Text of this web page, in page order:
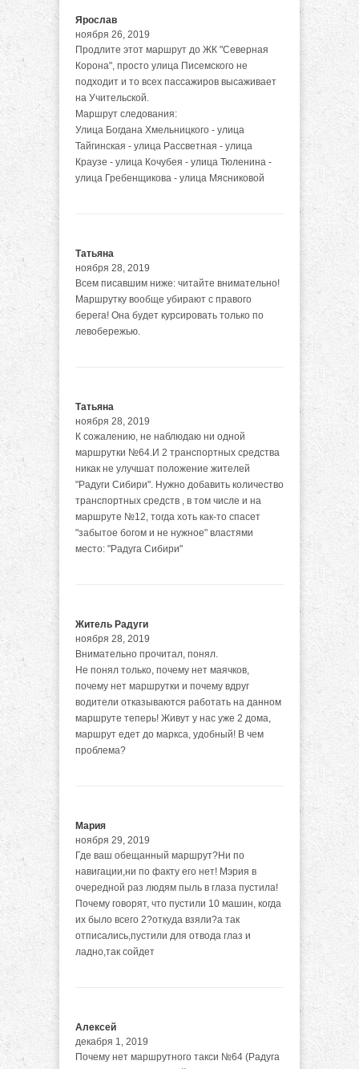
Ярослав
ноября 26, 2019
Продлите этот маршрут до ЖК "Северная
Корона", просто улица Писемского не
подходит и то всех пассажиров высаживает
на Учительской.
Маршрут следования:
Улица Богдана Хмельницкого - улица
Тайгинская - улица Рассветная - улица
Краузе - улица Кочубея - улица Тюленина -
улица Гребенщикова - улица Мясниковой
Татьяна
ноября 28, 2019
Всем писавшим ниже: читайте внимательно!
Маршрутку вообще убирают с правого
берега! Она будет курсировать только по
левобережью.
Татьяна
ноября 28, 2019
К сожалению, не наблюдаю ни одной
маршрутки №64.И 2 транспортных средства
никак не улучшат положение жителей
"Радуги Сибири". Нужно добавить количество
транспортных средств , в том числе и на
маршруте №12, тогда хоть как-то спасет
"забытое богом и не нужное" властями
место: "Радуга Сибири"
Житель Радуги
ноября 28, 2019
Внимательно прочитал, понял.
Не понял только, почему нет маячков,
почему нет маршрутки и почему вдруг
водители отказываются работать на данном
маршруте теперь! Живут у нас уже 2 дома,
маршрут едет до маркса, удобный! В чем
проблема?
Мария
ноября 29, 2019
Где ваш обещанный маршрут?Ни по
навигации,ни по факту его нет! Мэрия в
очередной раз людям пыль в глаза пустила!
Почему говорят, что пустили 10 машин, когда
их было всего 2?откуда взяли?а так
отписались,пустили для отвода глаз и
ладно,так сойдет
Алексей
декабря 1, 2019
Почему нет маршрутного такси №64 (Радуга